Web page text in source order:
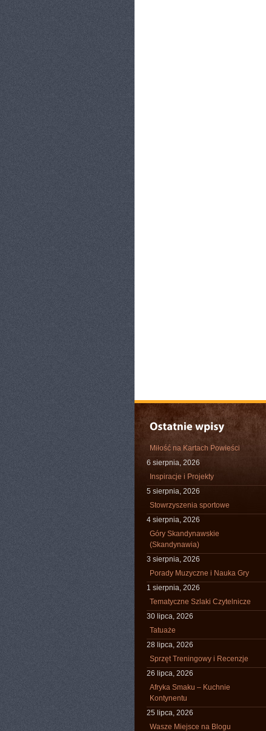
Miłość na Kartach Powieści
6 sierpnia, 2026
Inspiracje i Projekty
5 sierpnia, 2026
Stowrzyszenia sportowe
4 sierpnia, 2026
Góry Skandynawskie
(Skandynawia)
3 sierpnia, 2026
Porady Muzyczne i Nauka Gry
1 sierpnia, 2026
Tematyczne Szlaki Czytelnicze
30 lipca, 2026
Tatuaże
28 lipca, 2026
Sprzęt Treningowy i Recenzje
26 lipca, 2026
Afryka Smaku – Kuchnie
Kontynentu
25 lipca, 2026
Wasze Miejsce na Blogu